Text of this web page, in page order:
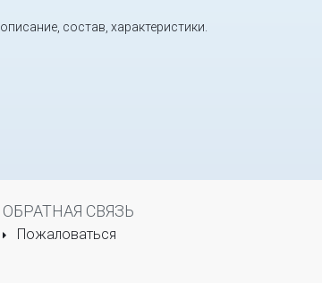
состав, характеристики.
ОБРАТНАЯ СВЯЗЬ
Пожаловаться